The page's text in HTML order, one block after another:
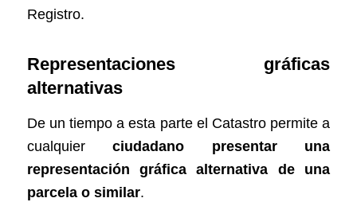
Registro.
Representaciones gráficas
alternativas
De un tiempo a esta parte el Catastro permite a
cualquierciudadano presentar una
representación gráfica alternativa de una
parcela o similar.